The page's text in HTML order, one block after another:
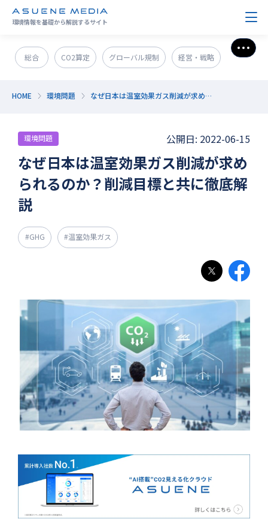
環境情報を基礎から解説するサイト
総合 CO2算定 グローバル規制 経営・戦略
CO2削減 その他
さら
HOME 環境問題 なぜ日本は温室効果ガス削減が求められるのか？削減目標と共に徹底解説
環境問題 公開日: 2022-06-15
なぜ日本は温室効果ガス削減が求め
られるのか？削減目標と共に徹底解
説
#GHG #温室効果ガス